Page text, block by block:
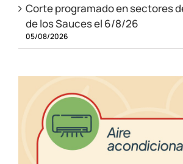
Corte programado en sectores
de los Sauces el 6/8/26
05/08/2026